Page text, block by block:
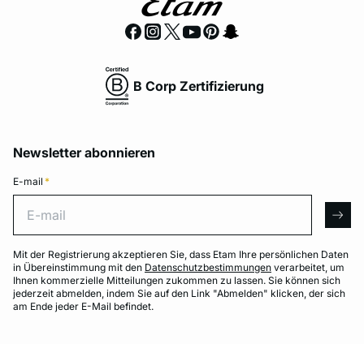
B Corp Zertifizierung
Newsletter abonnieren
E-mail *
Mit der Registrierung akzeptieren Sie, dass Etam Ihre persönlichen Daten
in Übereinstimmung mit den Datenschutzbestimmungen verarbeitet, um
Ihnen kommerzielle Mitteilungen zukommen zu lassen. Sie können sich
jederzeit abmelden, indem Sie auf den Link "Abmelden" klicken, der sich
am Ende jeder E-Mail befindet.